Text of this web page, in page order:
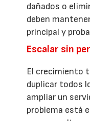
dañados o
deben
principal y
Escalar sin
El crecimiento
duplicar todos
ampliar un
problema está